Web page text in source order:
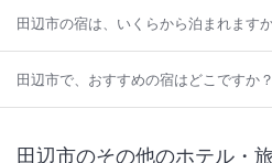
田辺市の宿は、いくらから泊まれます
田辺市で、おすすめの宿はどこですか？
田辺市のその他のホテル・